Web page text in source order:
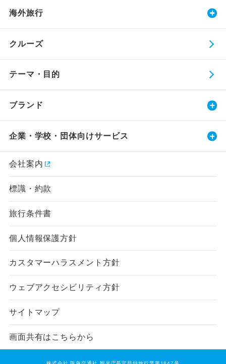
海外旅行
クルーズ
テーマ・目的
ブランド
企業・学校・団体向けサービス
会社案内
標識・約款
旅行条件書
個人情報保護方針
カスタマーハラスメント方針
ウェブアクセシビリティ方針
サイトマップ
画面共有はこちらから